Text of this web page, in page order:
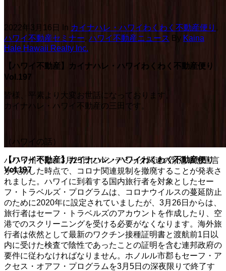
【ハワイ不動産】カイナハレ・ハワイわくわく不動産便り
Vol.197
2022年3月16日 In カイナハレ・ハワイわくわく不動産便り ,
ハワイ不動産セミナー, ハワイ不動産ニュース By Kaina
Hale Hawaii Realty Inc.
【ハワイ不動産】カイナハレ・ハワイわくわく不動産便り
Vol.197
皆様、平素より大変お世話になっております。
カイナハレ・ハワイ不動産の三田です。
（ハワイの話）
ハワイ州では、3月25日にパンデミック関連の緊急事態宣言
が失効した時点で、コロナ関連規制を撤廃することが発表さ
れました。ハワイに到着する国内旅行者を対象としたセー
フ・トラベルズ・プログラムは、コロナウイルスの蔓延防止
のために2020年に設定されていましたが、3月26日からは、
旅行者はセーフ・トラベルズのアカウントを作成したり、空
港でのスクリーニングを受ける必要がなくなります。海外旅
行者は依然として最新のワクチン接種証明書と渡航前1日以
内に受けた検査で陰性であったことの証明を含む連邦政府の
要件に従わなければなりません。ホノルル市郡もセーフ・ア
クセス・オアフ・プログラムを3月5日の深夜限りで終了す